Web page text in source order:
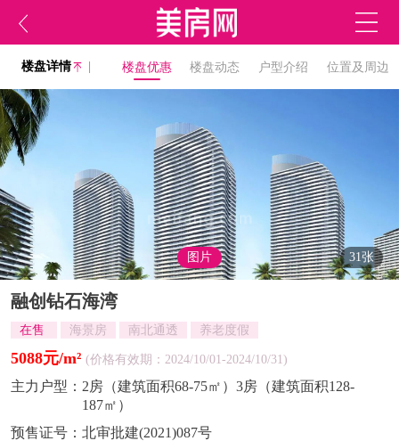
楼盘详情 楼盘优惠 楼盘动态 户型介绍 位置及周边
图片 31张
融创钻石海湾
在售 海景房 南北通透 养老度假
5088元/m² (价格有效期：2024/10/01-2024/10/31)
主力户型： 2房（建筑面积68-75㎡）3房（建筑面积128-
187㎡）
预售证号： 北审批建(2021)087号